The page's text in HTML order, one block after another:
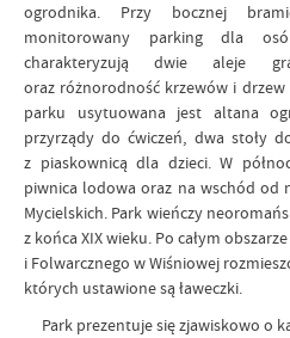
ogrodnika. Przy bocznej
monitorowany parking dla
charakteryzują dwie aleje
oraz różnorodność krzewów i drzew
parku usytuowana jest altana
przyrządy do ćwiczeń, dwa stoły
z piaskownicą dla dzieci. W
piwnica lodowa oraz na wschód od
Mycielskich. Park wieńczy
z końca XIX wieku. Po całym
i Folwarcznego w Wiśniowej
których ustawione są ławeczki.
Park prezentuje się zjawiskowo o